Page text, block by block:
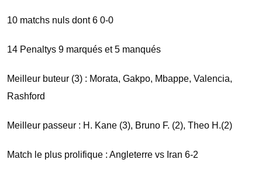
10 matchs nuls dont 6 0-0
14 Penaltys 9 marqués et 5 manqués
Meilleur buteur (3) : Morata, Gakpo, Mbappe, Valencia,
Rashford
Meilleur passeur : H. Kane (3), Bruno F. (2), Theo H.(2)
Match le plus prolifique : Angleterre vs Iran 6-2